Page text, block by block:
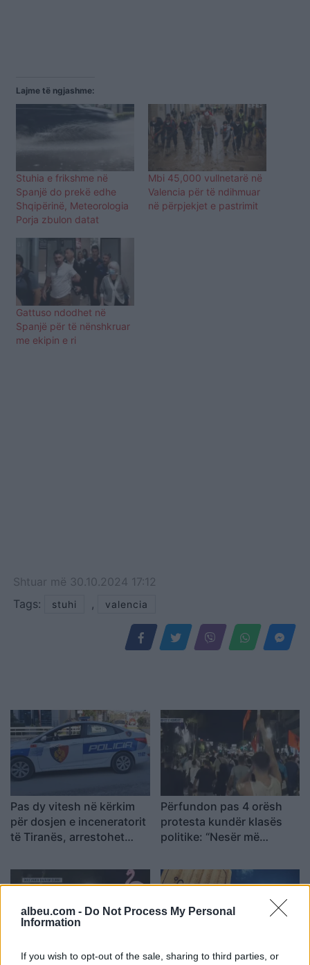
albeu.com - Do Not Process My Personal
Information
If you wish to opt-out of the sale, sharing to third parties, or
Lajme të ngjashme:
Stuhia e frikshme në
Spanjë do prekë edhe
Shqipërinë, Meteorologia
Porja zbulon datat
Mbi 45,000 vullnetarë në
Valencia për të ndihmuar
në përpjekjet e pastrimit
Gattuso ndodhet në
Spanjë për të nënshkruar
me ekipin e ri
Shtuar më 30.10.2024 17:12
Tags:
stuhi , valencia
Pas dy vitesh në kërkim
për dosjen e inceneratorit
të Tiranës, arrestohet
Palasë
Përfundon pas 4 orësh
protesta kundër klasës
politike: “Nesër më